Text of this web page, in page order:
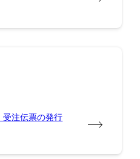
受注伝票の発行